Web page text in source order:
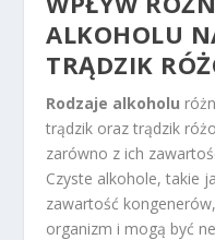
ALKOHOLU
TRĄDZIK
Rodzaje alkoholu
trądzik oraz trądzik
zarówno z ich
Czyste alkohole, takie
zawartość
organizm i mogą być